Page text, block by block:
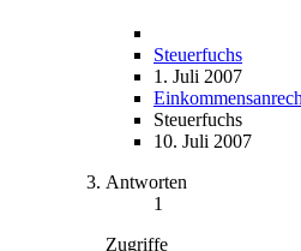
Steuerfuchs
1. Juli 2007
Steuerfuchs
10. Juli 2007
Antworten
1
Zugriffe